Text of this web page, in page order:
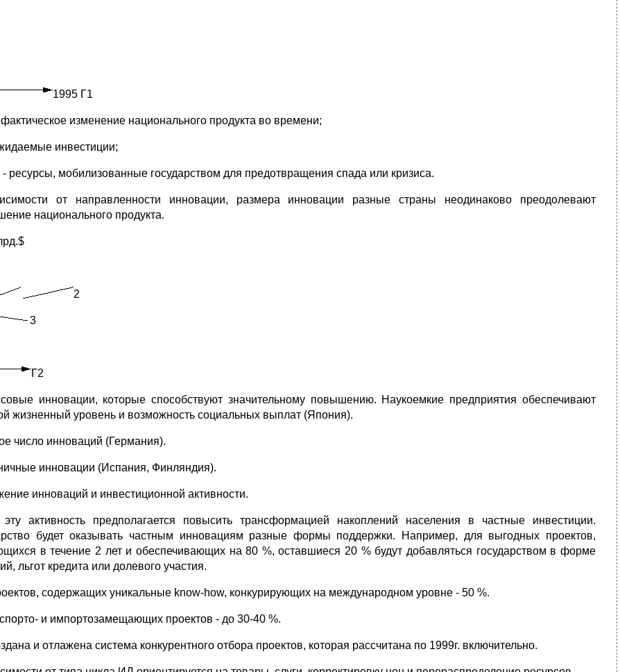
1995 Г1
изменение национального продукта во времени;
инвестиции;
- ресурсы, мобилизованные государством для предотвращения спада или кризиса.
от направленности инновации, размера инновации разные страны неодинаково преодолевают
национального продукта.
2
3
Г2
инновации, которые способствуют значительному повышению. Наукоемкие предприятия обеспечивают
жизненный уровень и возможность социальных выплат (Япония).
число инноваций (Германия).
инновации (Испания, Финляндия).
инноваций и инвестиционной активности.
активность предполагается повысить трансформацией накоплений населения в частные инвестиции.
будет оказывать частным инновациям разные формы поддержки. Например, для выгодных проектов,
в течение 2 лет и обеспечивающих на 80 %, оставшиеся 20 % будут добавляться государством в форме
льгот кредита или долевого участия.
содержащих уникальные know-how, конкурирующих на международном уровне - 50 %.
и импортозамещающих проектов - до 30-40 %.
и отлажена система конкурентного отбора проектов, которая рассчитана по 1999г. включительно.